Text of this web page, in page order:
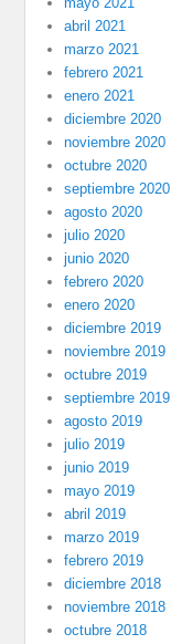
abril 2021
marzo 2021
febrero 2021
enero 2021
diciembre 2020
noviembre 2020
octubre 2020
septiembre 2020
agosto 2020
julio 2020
junio 2020
febrero 2020
enero 2020
diciembre 2019
noviembre 2019
octubre 2019
septiembre 2019
agosto 2019
julio 2019
junio 2019
mayo 2019
abril 2019
marzo 2019
febrero 2019
diciembre 2018
noviembre 2018
octubre 2018